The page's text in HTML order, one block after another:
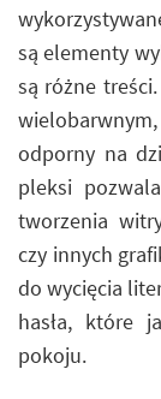
są elementy
są różne
odporny na
pleksi
tworzenia
czy innych
do wycięcia
hasła, które
pokoju.